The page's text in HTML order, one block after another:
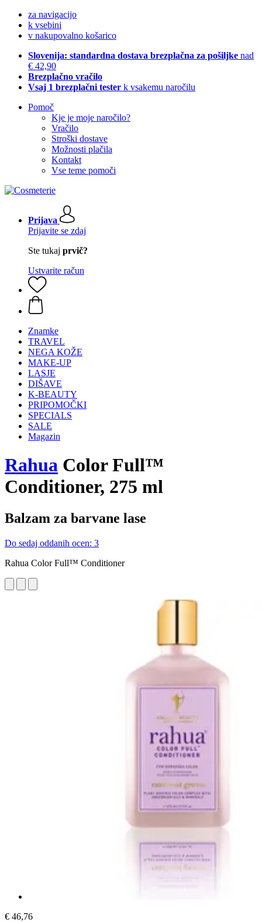
za navigacijo
k vsebini
v nakupovalno košarico
Slovenija: standardna dostava brezplačna za pošiljke nad
€ 42,90
Brezplačno vračilo
Vsaj 1 brezplačni tester k vsakemu naročilu
Pomoč
Kje je moje naročilo?
Vračilo
Stroški dostave
Možnosti plačila
Kontakt
Vse teme pomoči
Prijava
Prijavite se zdaj
Ste tukaj prvič?
Ustvarite račun
Znamke
TRAVEL
NEGA KOŽE
MAKE-UP
LASJE
DIŠAVE
K-BEAUTY
PRIPOMOČKI
SPECIALS
SALE
Magazin
Rahua Color Full™
Conditioner, 275 ml
Balzam za barvane lase
Do sedaj oddanih ocen: 3
Rahua Color Full™ Conditioner
€ 46,76